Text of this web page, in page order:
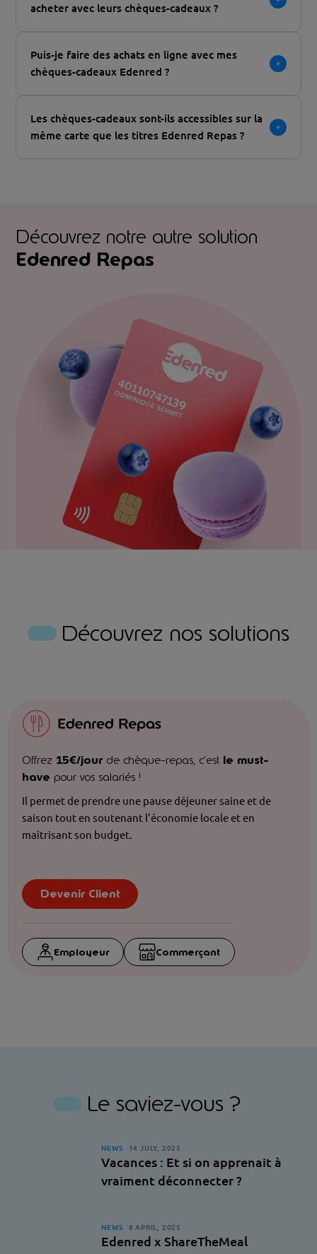
acheter avec leurs chèques-cadeaux ?
Puis-je faire des achats en ligne avec mes
chèques-cadeaux Edenred ?
Les chèques-cadeaux sont-ils accessibles sur la
même carte que les titres Edenred Repas ?
Découvrez notre autre solution
Edenred Repas
Découvrez nos solutions
Offrez 15€/jour de chèque-repas, c’est le must-
have pour vos salariés !
Il permet de prendre une pause déjeuner saine et de
saison tout en soutenant l’économie locale et en
maîtrisant son budget.
Devenir Client
Employeur Commerçant
Le saviez-vous ?
NEWS 14 JULY, 2025
Vacances : Et si on apprenait à
vraiment déconnecter ?
NEWS 8 APRIL, 2025
Edenred x ShareTheMeal